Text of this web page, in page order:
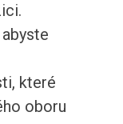
které
oboru